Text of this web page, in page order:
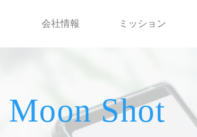
会社情報 ミッション
Moon Shot